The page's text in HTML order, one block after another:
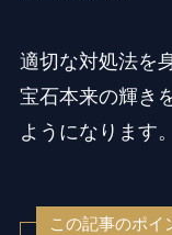
適切な対処法を
宝石本来の輝き
ようになります。
この記事のポイ